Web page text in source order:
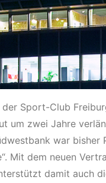
Sport-Club
um zwei Jahre
war bisher
Mit dem neuen
damit auch